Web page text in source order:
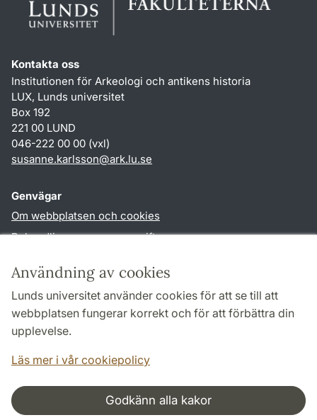
Användning av cookies
Lunds universitet använder cookies för att se till att
webbplatsen fungerar korrekt och för att förbättra din
upplevelse.
Läs mer i vår cookiepolicy
Godkänn alla kakor
Kontakta oss
Institutionen för Arkeologi och antikens historia
LUX, Lunds universitet
Box 192
221 00 LUND
046-222 00 00 (vxl)
susanne.karlsson@ark.lu.se
Genvägar
Om webbplatsen och cookies
Behandling av personuppgifter
TYPO3-login
Följ oss i sociala medier
Samarbeten och nätverk